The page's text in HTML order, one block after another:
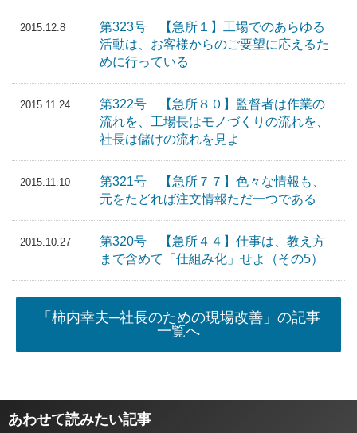
2015.12.8
第323号 【急所１】工場でのあらゆる
活動は、お客様からのご要望に応えるた
めに行っている
2015.11.24
第322号 【急所８０】監督者は作業の
流れを、工場長はモノづくりの流れを、
社長は儲けの流れを見よ
2015.11.10
第321号 【急所７７】色々な情報も、
元をたどれば注文情報ただ一つである
2015.10.27
第320号 【急所４４】仕事は、教え方
まで含めて「仕組み化」せよ（その5）
「柿内幸夫─社長のための現場改善」の記事
一覧へ
あわせて読みたい記事